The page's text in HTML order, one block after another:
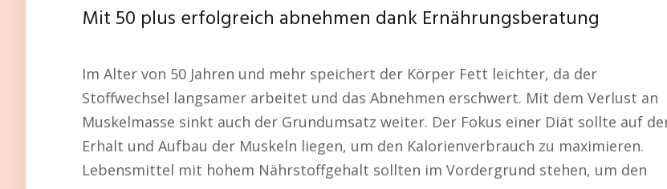
Mit 50 plus erfolgreich abnehmen dank Ernährungsberatung
Im Alter von 50 Jahren und mehr speichert der Körper Fett leichter, da der
Stoffwechsel langsamer arbeitet und das Abnehmen erschwert. Mit dem Verlust an
Muskelmasse sinkt auch der Grundumsatz weiter. Der Fokus einer Diät sollte auf
Erhalt und Aufbau der Muskeln liegen, um den Kalorienverbrauch zu maximieren.
Lebensmittel mit hohem Nährstoffgehalt sollten im Vordergrund stehen, um den